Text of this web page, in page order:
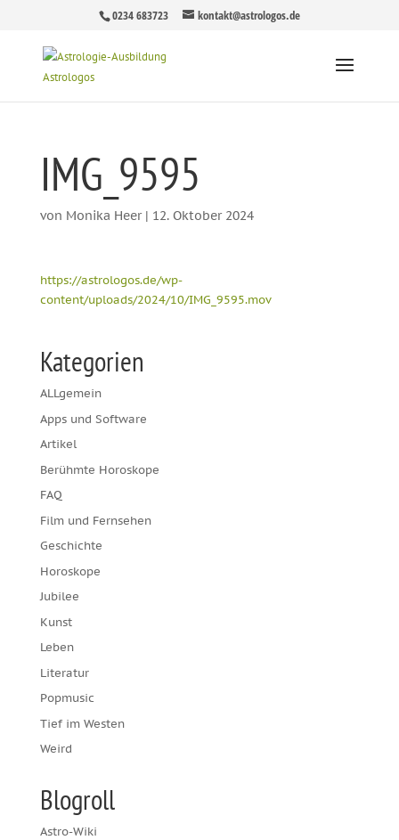
0234 683723 kontakt@astrologos.de
IMG_9595
von Monika Heer| 12. Oktober 2024
https://astrologos.de/wp-
content/uploads/2024/10/IMG_9595.mov
Kategorien
ALLgemein
Apps und Software
Artikel
Berühmte Horoskope
FAQ
Film und Fernsehen
Geschichte
Horoskope
Jubilee
Kunst
Leben
Literatur
Popmusic
Tief im Westen
Weird
Blogroll
Astro-Wiki